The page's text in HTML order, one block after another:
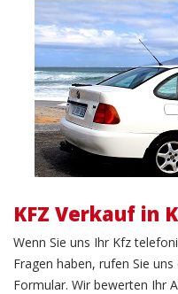
KFZ Verkauf in
Wenn Sie uns Ihr Kfz
Fragen haben, rufen Sie
Formular. Wir bewerten Ihr